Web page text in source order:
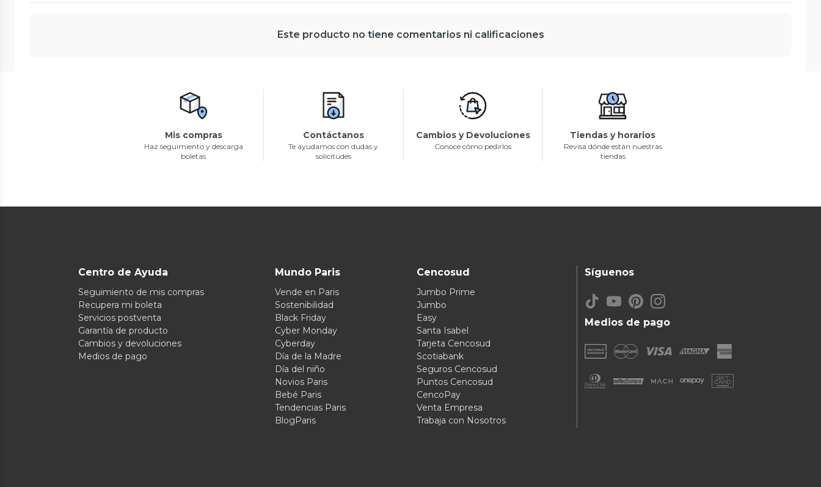
Este producto no tiene comentarios ni calificaciones
Mis compras
Haz seguimiento y descarga
boletas
Contáctanos
Te ayudamos con dudas y
solicitudes
Cambios y Devoluciones
Conoce cómo pedirlos
Tiendas y horarios
Revisa dónde están nuestras
tiendas
Centro de Ayuda
Seguimiento de mis compras
Recupera mi boleta
Servicios postventa
Garantía de producto
Cambios y devoluciones
Medios de pago
Mundo Paris
Vende en Paris
Sostenibilidad
Black Friday
Cyber Monday
Cyberday
Día de la Madre
Día del niño
Novios Paris
Bebé Paris
Tendencias Paris
BlogParis
Cencosud
Jumbo Prime
Jumbo
Easy
Santa Isabel
Tarjeta Cencosud
Scotiabank
Seguros Cencosud
Puntos Cencosud
CencoPay
Venta Empresa
Trabaja con Nosotros
Medios de pago
Síguenos